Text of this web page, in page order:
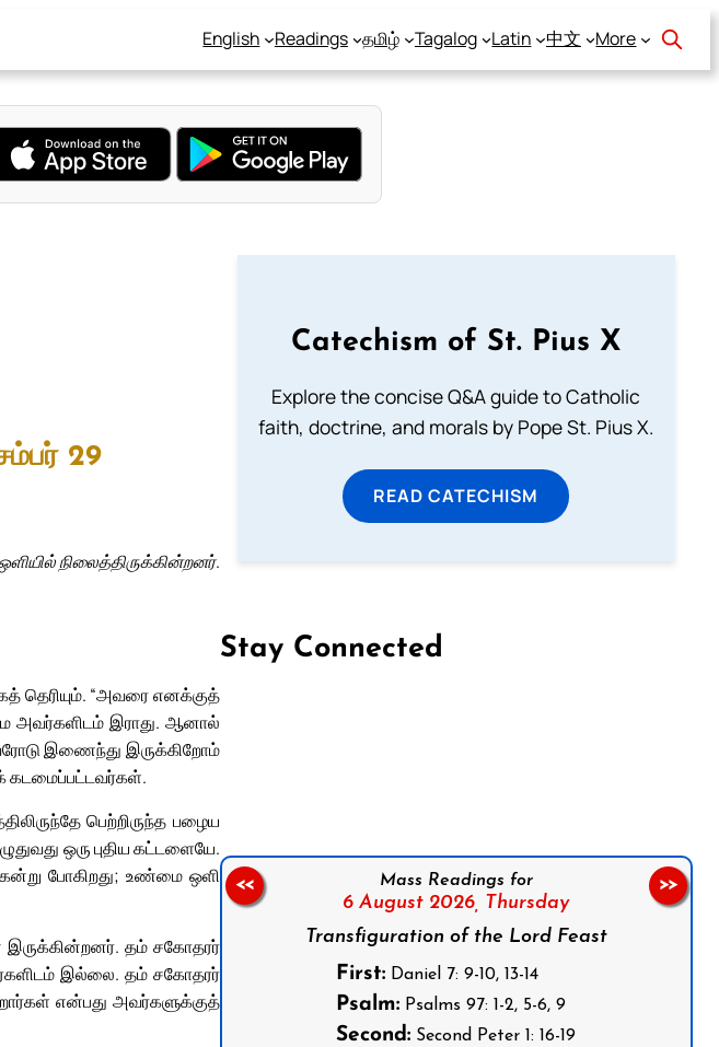
English Readings தமிழ் Tagalog Latin 中文 More
29
நிலைத்திருக்கின்றனர்.
தெரியும். “அவரை எனக்குத்
அவர்களிடம் இராது. ஆனால்
இணைந்து இருக்கிறோம்
கடமைப்பட்டவர்கள்.
பெற்றிருந்த பழைய
ஒரு புதிய கட்டளையே.
போகிறது; உண்மை ஒளி
தம் சகோதரர்
இல்லை. தம் சகோதரர்
என்பது அவர்களுக்குத்
Catechism of St. Pius X
Explore the concise Q&A guide to Catholic
faith, doctrine, and morals by Pope St. Pius X.
READ CATECHISM
Stay Connected
Follow us on Facebook
Mass Readings for
6 August 2026, Thursday
Transfiguration of the Lord Feast
First: Daniel 7: 9-10, 13-14
Psalm: Psalms 97: 1-2, 5-6, 9
Second: Second Peter 1: 16-19
<< >>